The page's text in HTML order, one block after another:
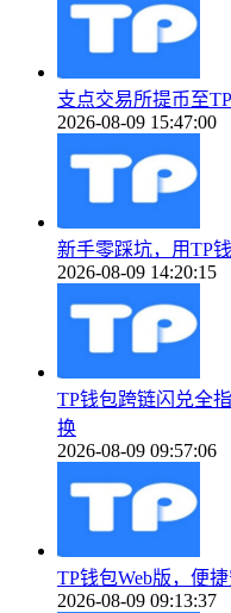
支点交易所提币至
2026-08-09 15:47:00
新手零踩坑，用TP
2026-08-09 14:20:15
TP钱包跨链闪兑全
换
2026-08-09 09:57:06
TP钱包Web版，便
2026-08-09 09:13:37